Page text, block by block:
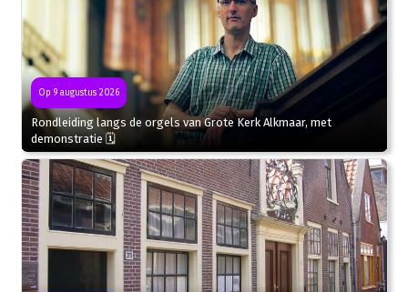
Op 9 augustus 2026
Rondleiding langs de orgels van Grote Kerk Alkmaar, met
demonstratie 🗓